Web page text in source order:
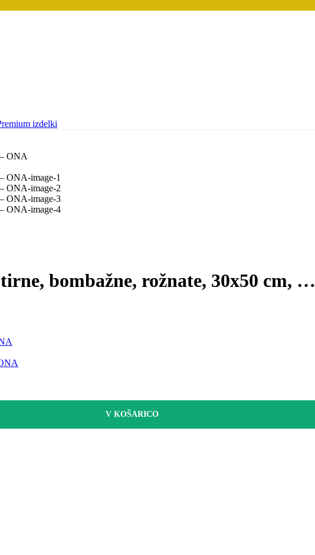
izdelki
bombažne, rožnate, 30x50 cm, …
V KOŠARICO